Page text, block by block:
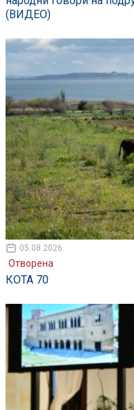
(ВИДЕО)
05.08.2026
Отворена
КОТА 70